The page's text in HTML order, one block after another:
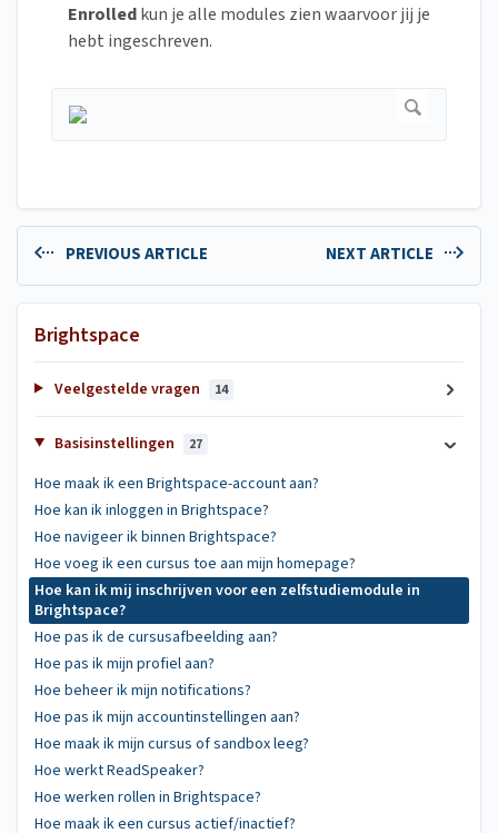
Enrolledkun je alle modules zien waarvoor jij je
hebt ingeschreven.
PREVIOUS ARTICLE NEXT ARTICLE
Brightspace
Veelgestelde vragen 14
Basisinstellingen 27
Hoe maak ik een Brightspace-account aan?
Hoe kan ik inloggen in Brightspace?
Hoe navigeer ik binnen Brightspace?
Hoe voeg ik een cursus toe aan mijn homepage?
Hoe kan ik mij inschrijven voor een zelfstudiemodule in
Brightspace?
Hoe pas ik de cursusafbeelding aan?
Hoe pas ik mijn profiel aan?
Hoe beheer ik mijn notifications?
Hoe pas ik mijn accountinstellingen aan?
Hoe maak ik mijn cursus of sandbox leeg?
Hoe werkt ReadSpeaker?
Hoe werken rollen in Brightspace?
Hoe maak ik een cursus actief/inactief?